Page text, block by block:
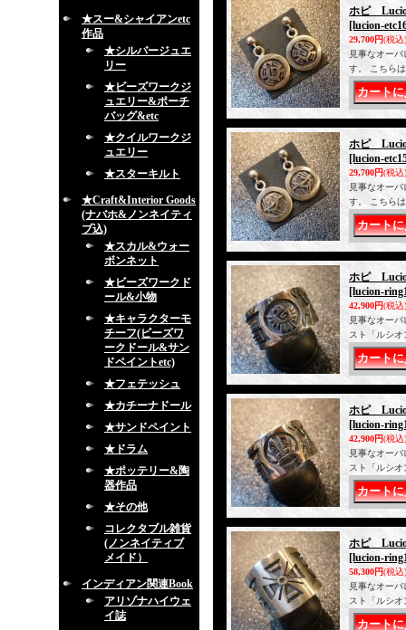
★スー&シャイアンetc
作品
★シルバージュエ
リー
★ビーズワークジ
ュエリー&ポーチ
バッグ&etc
★クイルワークジ
ュエリー
★スターキルト
★Craft&Interior Goods
(ナバホ&ノンネイティ
ブ込)
★スカル&ウォー
ボンネット
★ビーズワークド
ール&小物
★キャラクターモ
チーフ(ビーズワ
ークドール&サン
ドペイントetc)
★フェテッシュ
★カチーナドール
★サンドペイント
★ドラム
★ポッテリー&陶
器作品
★その他
コレクタブル雑貨
(ノンネイティブ
メイド）
インディアン関連Book
アリゾナハイウェ
イ誌
ホピ
[lucion-
29,700円(税込)
見事なオー
す。 こちら
ホピ
[lucion-
29,700円(税込)
見事なオー
す。 こちら
ホピ
[lucion-
42,900円(税込)
見事なオー
スト「ルシ
ホピ
[lucion-
42,900円(税込)
見事なオー
スト「ルシ
ホピ
[lucion-
58,300円(税込)
見事なオー
スト「ルシ